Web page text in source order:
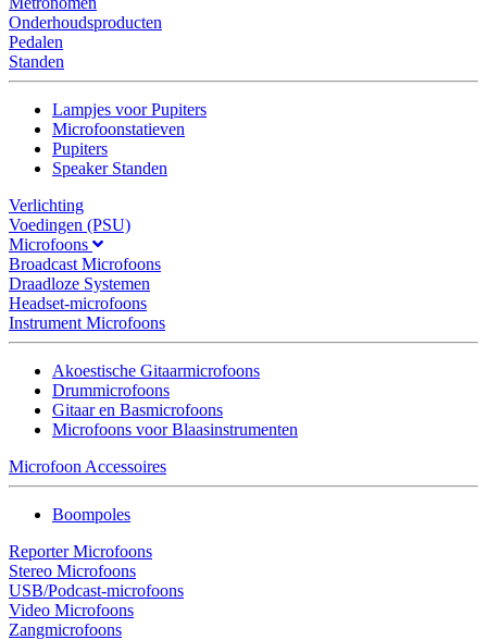
Onderhoudsproducten
Pedalen
Standen
Lampjes voor Pupiters
Microfoonstatieven
Pupiters
Speaker Standen
Verlichting
Voedingen (PSU)
Microfoons
Broadcast Microfoons
Draadloze Systemen
Headset-microfoons
Instrument Microfoons
Akoestische Gitaarmicrofoons
Drummicrofoons
Gitaar en Basmicrofoons
Microfoons voor Blaasinstrumenten
Microfoon Accessoires
Boompoles
Reporter Microfoons
Stereo Microfoons
USB/Podcast-microfoons
Video Microfoons
Zangmicrofoons